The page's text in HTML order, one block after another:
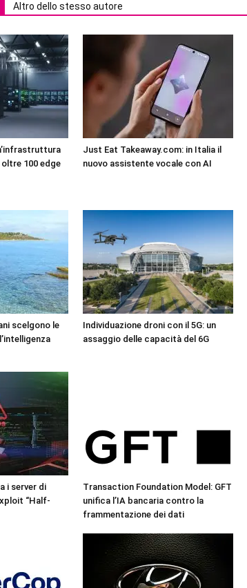
Altro dello stesso autore
100 edge
Just Eat Takeaway.com: in Italia il
nuovo assistente vocale con AI
scelgono le
Individuazione droni con il 5G: un
assaggio delle capacità del 6G
i server di
“Half-
Transaction Foundation Model: GFT
unifica l’IA bancaria contro la
frammentazione dei dati